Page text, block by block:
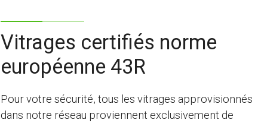
Vitrages certifiés norme
européenne 43R
Pour votre sécurité, tous les vitrages approvisionnés
dans notre réseau proviennent exclusivement de